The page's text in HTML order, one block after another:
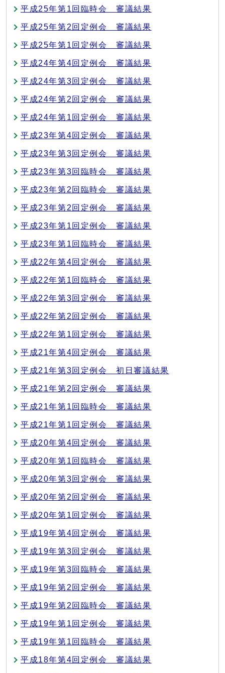
平成25年第1回臨時会 審議結果
平成25年第2回定例会 審議結果
平成25年第1回定例会 審議結果
平成24年第4回定例会 審議結果
平成24年第3回定例会 審議結果
平成24年第2回定例会 審議結果
平成24年第1回定例会 審議結果
平成23年第4回定例会 審議結果
平成23年第3回定例会 審議結果
平成23年第3回臨時会 審議結果
平成23年第2回臨時会 審議結果
平成23年第2回定例会 審議結果
平成23年第1回定例会 審議結果
平成23年第1回臨時会 審議結果
平成22年第4回定例会 審議結果
平成22年第1回臨時会 審議結果
平成22年第3回定例会 審議結果
平成22年第2回定例会 審議結果
平成22年第1回定例会 審議結果
平成21年第4回定例会 審議結果
平成21年第3回定例会 初日審議結果
平成21年第2回定例会 審議結果
平成21年第1回臨時会 審議結果
平成21年第1回定例会 審議結果
平成20年第4回定例会 審議結果
平成20年第1回臨時会 審議結果
平成20年第3回定例会 審議結果
平成20年第2回定例会 審議結果
平成20年第1回定例会 審議結果
平成19年第4回定例会 審議結果
平成19年第3回定例会 審議結果
平成19年第3回臨時会 審議結果
平成19年第2回定例会 審議結果
平成19年第2回臨時会 審議結果
平成19年第1回定例会 審議結果
平成19年第1回臨時会 審議結果
平成18年第4回定例会 審議結果